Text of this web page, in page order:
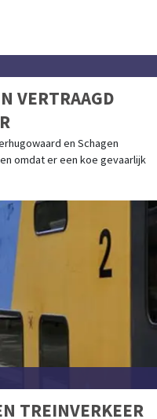
VERTRAAGD
en Schagen
omdat er een koe gevaarlijk
TREINVERKEER